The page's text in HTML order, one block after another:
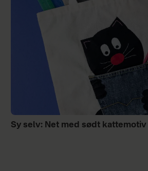
Sy selv: Net med sødt kattemotiv